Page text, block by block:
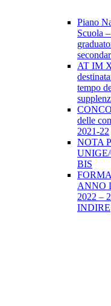
Piano
Scuola
AT IM
tempo
delle
2021-22
NOTA
BIS
ANNO
2022 –
INDIRE